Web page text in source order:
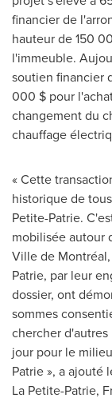
financier de
hauteur de 150
l'immeuble.
soutien financier
000 $ pour
changement du
chauffage
« Cette
historique de
Petite-Patrie.
mobilisée autour
Ville de
Patrie, par leur
dossier, ont
sommes
chercher
jour pour le
Patrie », a ajouté
La Petite-Patrie,